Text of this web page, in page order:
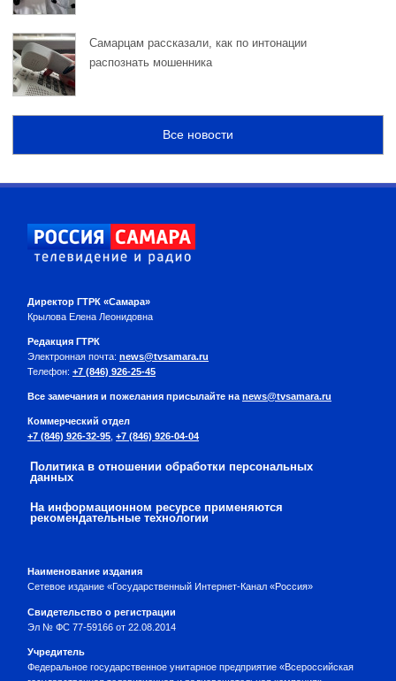
Самарцам рассказали, как по интонации
распознать мошенника
Все новости
Директор ГТРК «Самара»
Крылова Елена Леонидовна
Редакция ГТРК
Электронная почта: news@tvsamara.ru
Телефон: +7 (846) 926-25-45
Все замечания и пожелания присылайте на news@tvsamara.ru
Коммерческий отдел
+7 (846) 926-32-95, +7 (846) 926-04-04
Политика в отношении обработки персональных
данных
На информационном ресурсе применяются
рекомендательные технологии
Наименование издания
Сетевое издание «Государственный Интернет-Канал «Россия»
Свидетельство о регистрации
Эл № ФС 77-59166 от 22.08.2014
Учредитель
Федеральное государственное унитарное предприятие «Всероссийская